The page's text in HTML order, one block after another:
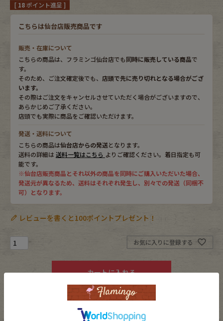
Eye Wear
Bag
Accessory Shoes
Belt antique goods
Keyring
FAFATT
[ 18ポイント進呈 ]
こちらは仙台店販売商品です
販売・在庫について
こちらの商品は、フラミンゴ仙台店でも同時に販売している商品で
す。
そのため、ご注文確定後でも、 店頭で先に売り切れとなる場合がござ
います。
その際はご注文をキャンセルさせていただく場合がございますので、
あらかじめご了承ください。
店頭でも実際に商品をご確認いただけます。
発送・送料について
こちらの商品は仙台店からの発送となります。
送料の詳細は 送料一覧はこちら よりご確認ください。着日指定も可
能です。
※仙台店販売商品とそれ以外の商品を同時にご購入いただいた場合、
発送元が異なるため、送料はそれぞれ発生し、別々での発送（同梱不
可）となります。
レビューを書くと100ポイントプレゼント！
お気に入りに登録する
カートに入れる